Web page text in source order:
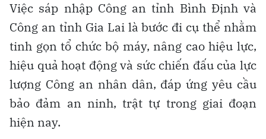
Việc sáp nhập Công an tỉnh Bình Định và
Công an tỉnh Gia Lai là bước đi cụ thể nhằm
tinh gọn tổ chức bộ máy, nâng cao hiệu lực,
hiệu quả hoạt động và sức chiến đấu của lực
lượng Công an nhân dân, đáp ứng yêu cầu
bảo đảm an ninh, trật tự trong giai đoạn
hiện nay.